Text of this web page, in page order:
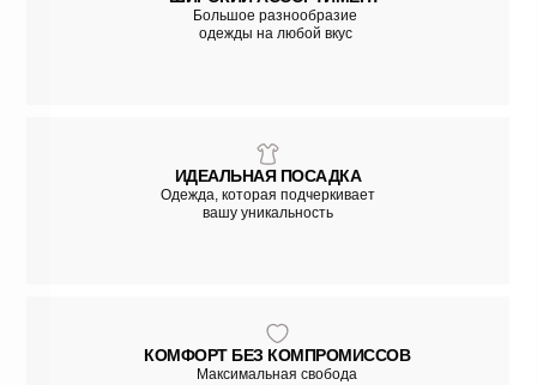
ознакомлен(а).
оферты
Большое разнообразие
одежды на любой вкус
ИДЕАЛЬНАЯ ПОСАДКА
Одежда, которая подчеркивает
вашу уникальность
КОМФОРТ БЕЗ КОМПРОМИССОВ
Максимальная свобода